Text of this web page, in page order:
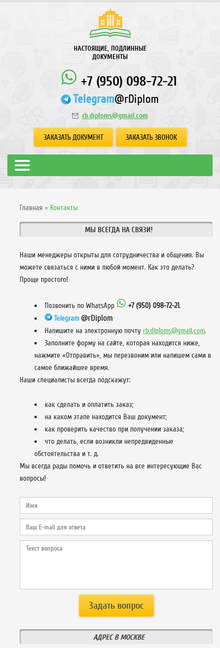
НАСТОЯЩИЕ, ПОДЛИННЫЕ
ДОКУМЕНТЫ
+7 (950) 098-72-21
Telegram@rDiplom
rb.diploms@gmail.com
ЗАКАЗАТЬ ДОКУМЕНТ ЗАКАЗАТЬ ЗВОНОК
Главная » Контакты
МЫ ВСЕГДА НА СВЯЗИ!
Наши менеджеры открыты для сотрудничества и общения. Вы
можете связаться с ними в любой момент. Как это делать?
Проще простого!
Позвонить по WhatsApp +7 (950) 098-72-21.
Telegram @rDiplom
Напишите на электронную почту rb.diploms@gmail.com.
Заполните форму на сайте, которая находится ниже,
нажмите «Отправить», мы перезвоним или напишем сами в
самое ближайшее время.
Наши специалисты всегда подскажут:
как сделать и оплатить заказ;
на каком этапе находится Ваш документ;
как проверить качество при получении заказа;
что делать, если возникли непредвиденные
обстоятельства и т. д.
Мы всегда рады помочь и ответить на все интересующие Вас
вопросы!
АДРЕС В МОСКВЕ